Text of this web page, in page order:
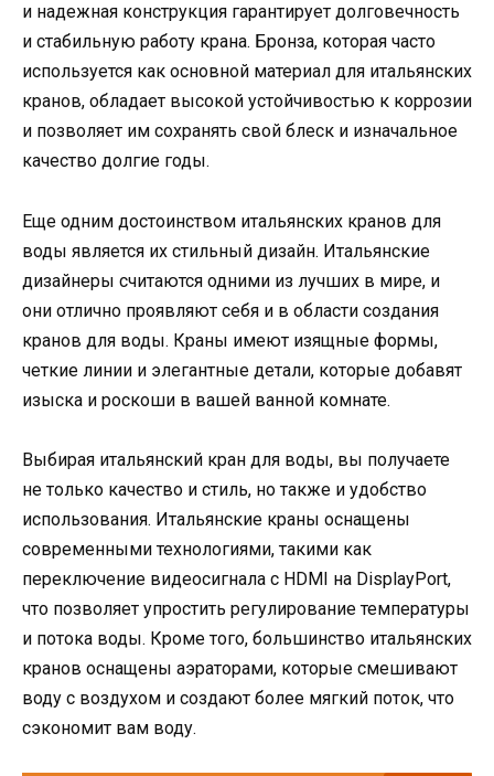
и надежная конструкция гарантирует долговечность
и стабильную работу крана. Бронза, которая часто
используется как основной материал для итальянских
кранов, обладает высокой устойчивостью к коррозии
и позволяет им сохранять свой блеск и изначальное
качество долгие годы.
Еще одним достоинством итальянских кранов для
воды является их стильный дизайн. Итальянские
дизайнеры считаются одними из лучших в мире, и
они отлично проявляют себя и в области создания
кранов для воды. Краны имеют изящные формы,
четкие линии и элегантные детали, которые добавят
изыска и роскоши в вашей ванной комнате.
Выбирая итальянский кран для воды, вы получаете
не только качество и стиль, но также и удобство
использования. Итальянские краны оснащены
современными технологиями, такими как
переключение видеосигнала с HDMI на DisplayPort,
что позволяет упростить регулирование температуры
и потока воды. Кроме того, большинство итальянских
кранов оснащены аэраторами, которые смешивают
воду с воздухом и создают более мягкий поток, что
сэкономит вам воду.